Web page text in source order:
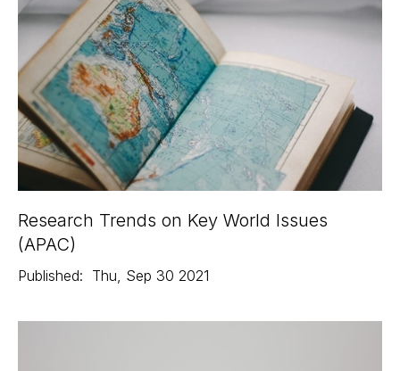
Research Trends on Key World Issues
(APAC)
Published: Thu, Sep 30 2021